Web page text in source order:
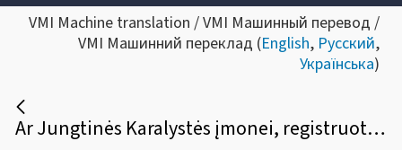
VMI Machine translation / VMI Машинный перевод /
VMI Машинний переклад (English, Русский,
Українська)
Ar Jungtinės Karalystės įmonei, registruotai Lietuvoje PVM mokėtoja ir turinčiai padalinį Lietuvoje, atsiranda papildomų reikalavimų?